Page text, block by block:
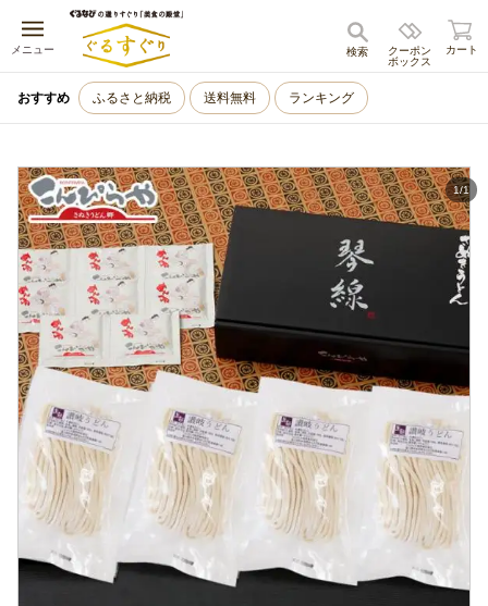
メニュー
キャンセル
クーポン
ボックス
検索 カート
おすすめ ふるさと納税 送料無料 ランキング
1/1